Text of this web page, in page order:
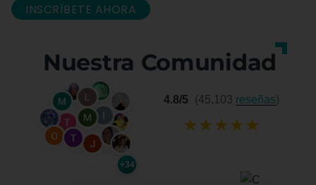
INSCRÍBETE AHORA
Nuestra Comunidad
+34
4.8/5 (45,103 reseñas)
★★★★★